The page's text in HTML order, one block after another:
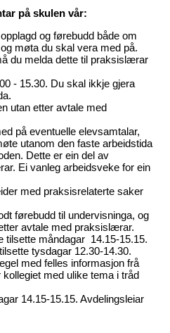
på skulen vår:
og førebudd både om
møta du skal vera med på.
du melda dette til praksislærar
- 15.30. Du skal ikkje gjera
utan etter avtale med
på eventuelle elevsamtalar,
utanom den faste arbeidstida
Dette er ein del av
Ei vanleg arbeidsveke for ein
med praksisrelaterte saker
førebudd til undervisninga, og
avtale med praksislærar.
tilsette måndagar 14.15-15.15.
tysdagar 12.30-14.30.
med felles informasjon frå
med ulike tema i tråd
14.15-15.15. Avdelingsleiar